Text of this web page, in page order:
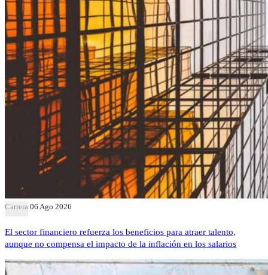
Carrera 06 Ago 2026
El sector financiero refuerza los beneficios para atraer talento,
aunque no compensa el impacto de la inflación en los salarios